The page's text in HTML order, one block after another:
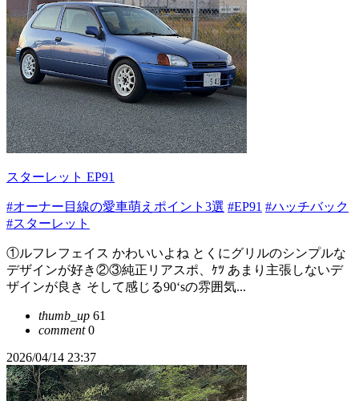
スターレット EP91
#オーナー目線の愛車萌えポイント3選 #EP91 #ハッチバック
#スターレット
①ルフレフェイス かわいいよね とくにグリルのシンプルな
デザインが好き②③純正リアスポ、ｹﾂ あまり主張しないデ
ザインが良き そして感じる90‘sの雰囲気...
thumb_up 61
comment0
2026/04/14 23:37